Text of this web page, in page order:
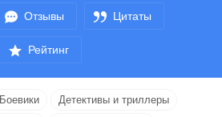
Отзывы Цитаты
Рейтинг
Боевики
Детективы и триллеры